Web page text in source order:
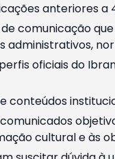
anteriores a
comunicação
oficiais do
conteúdos
cultural e às